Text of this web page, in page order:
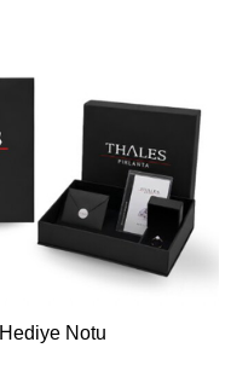
Hediye Notu